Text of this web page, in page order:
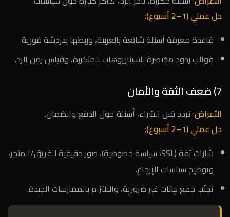
حل عملي (1–2 أسبوع)
:
قاعدة معرفة أسئلة شائعة بالعربية، وربطها بدردشة فورية.
قوالب ردود مختصرة للسيناريوهات المتكررة، وقياس زمن الرد.
7) ضعف الثقة والأمان
الأعراض: تردد قبل الشراء، أسئلة حول الدفع والضمان.
حل عملي (1–2 أسبوع)
:
شارات ثقة (SSL، سياسة خصوصية)، صور حقيقية للفريق/المتجر،
وتوضيح سياسات الإرجاع.
تجنّب جمع بيانات غير ضرورية، والالتزام بالممارسات الجيدة.